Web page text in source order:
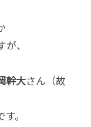
、
幹大さん（故
。